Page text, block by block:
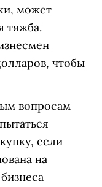
может
тяжба.
чтобы
вопросам
если
на